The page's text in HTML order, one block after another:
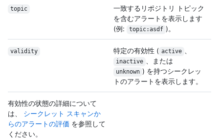
topic
一致するリポジトリ トピック
を含むアラートを表示します
(例:
topic:asdf )。
validity 特定の有効性 ( active
inactive 、または
unknown ) を持つシークレッ
トのアラートを表示します。
有効性の状態の詳細について
は、 シークレット スキャンか
らのアラートの評価 を参照して
ください。